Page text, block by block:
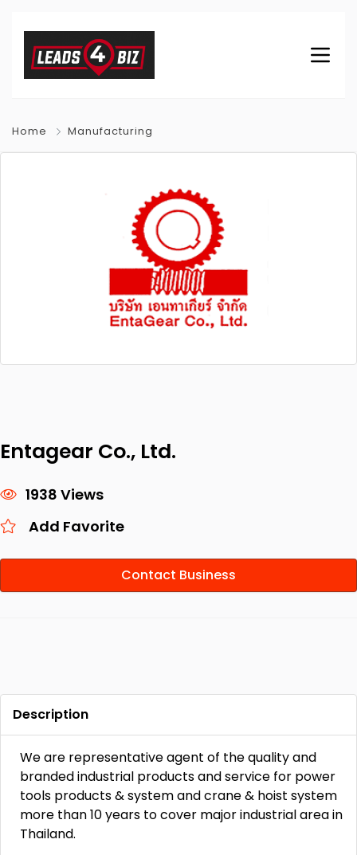
Home Manufacturing
Entagear Co., Ltd.
1938 Views
Add Favorite
Contact Business
Description
We are representative agent of the quality and
branded industrial products and service for power
tools products & system and crane & hoist system
more than 10 years to cover major industrial area in
Thailand.